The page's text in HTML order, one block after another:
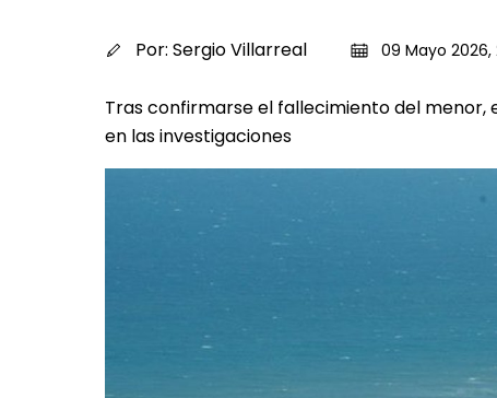
Por: Sergio Villarreal 09 Mayo 2026,
Tras confirmarse el fallecimiento del menor,
en las investigaciones